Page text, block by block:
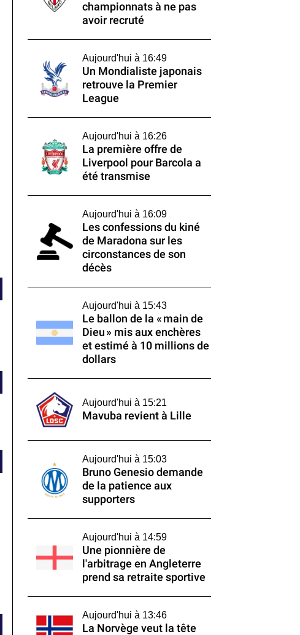
championnats à ne pas
avoir recruté
Aujourd'hui à 16:49
Un Mondialiste japonais
retrouve la Premier
League
Aujourd'hui à 16:26
La première offre de
Liverpool pour Barcola a
été transmise
Aujourd'hui à 16:09
Les confessions du kiné
de Maradona sur les
circonstances de son
décès
Aujourd'hui à 15:43
Le ballon de la « main de
Dieu » mis aux enchères
et estimé à 10 millions de
dollars
Aujourd'hui à 15:21
Mavuba revient à Lille
Aujourd'hui à 15:03
Bruno Genesio demande
de la patience aux
supporters
Aujourd'hui à 14:59
Une pionnière de
l'arbitrage en Angleterre
prend sa retraite sportive
Aujourd'hui à 13:46
La Norvège veut la tête